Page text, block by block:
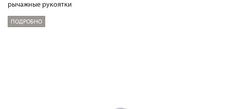
рычажные рукоятки
ПОДРОБНО